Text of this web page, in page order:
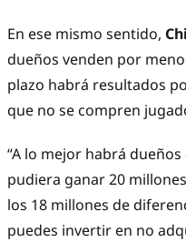
En ese mismo sentido,
dueños venden por
plazo habrá resultados
que no se compren
“A lo mejor habrá
pudiera ganar 20
los 18 millones de
puedes invertir en no